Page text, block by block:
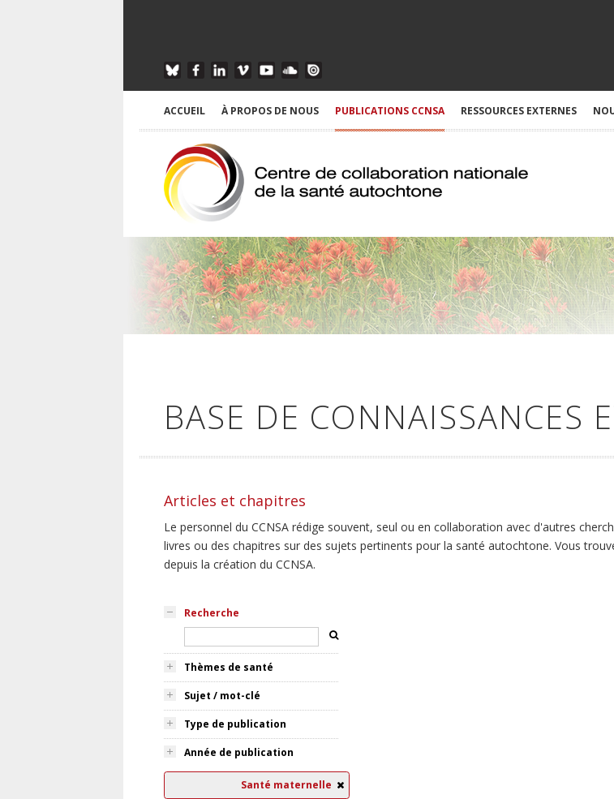
ACCUEIL À PROPOS DE NOUS PUBLICATIONS CCNSA RESSOURCES EXTERNES
BASE DE CONNAISSANCES
Articles et chapitres
Le personnel du CCNSA rédige souvent, seul ou en collaboration avec d'autres
livres ou des chapitres sur des sujets pertinents pour la santé autochtone. Vous
depuis la création du CCNSA.
Recherche
Thèmes de santé
Sujet / mot-clé
Type de publication
Année de publication
Santé maternelle